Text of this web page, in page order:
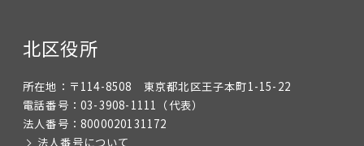
北区役所
所在地： 〒114-8508 東京都北区王子本町1-15-22
電話番号： 03-3908-1111 （代表）
法人番号： 8000020131172
法人番号について